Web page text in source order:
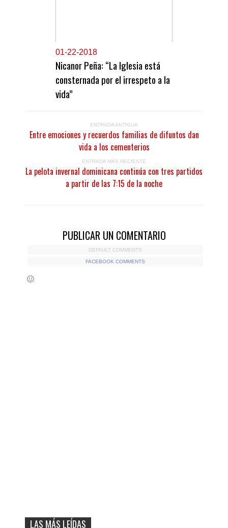
01-22-2018
Nicanor Peña: “La Iglesia está
consternada por el irrespeto a la
vida”
ENTRADA ANTIGUA
Entre emociones y recuerdos familias de difuntos dan
vida a los cementerios
ENTRADA MÁS RECIENTE
La pelota invernal dominicana continúa con tres partidos
a partir de las 7:15 de la noche
PUBLICAR UN COMENTARIO
DEFAULT COMMENTS
FACEBOOK COMMENTS
LAS MÁS LEÍDAS